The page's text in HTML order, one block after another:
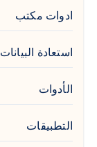
ادوات مكتب
استعادة البيانات
الأدوات
التطبيقات